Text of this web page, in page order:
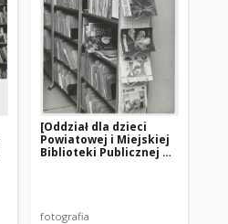
[Oddział dla dzieci
Powiatowej i Miejskiej
Biblioteki Publicznej w
fotografia